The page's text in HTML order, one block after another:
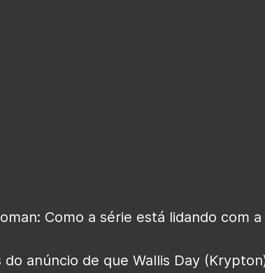
do anúncio de que Wallis Day